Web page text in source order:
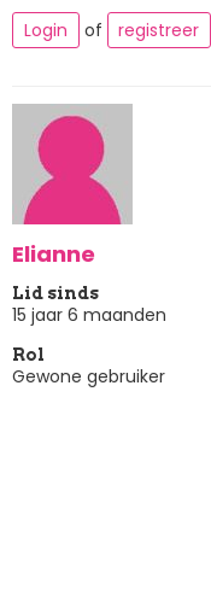
Login
of registreer
Elianne
Lid sinds
15 jaar 6 maanden
Rol
Gewone gebruiker